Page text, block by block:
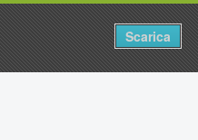
Scarica